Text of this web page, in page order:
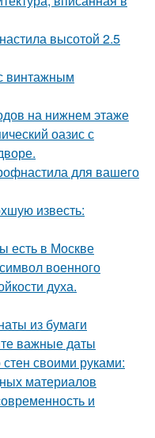
высотой 2.5
винтажным
на нижнем этаже
оазис с
для вашего
известь:
есть в Москве
военного
духа.
из бумаги
важные даты
своими руками:
материалов
и